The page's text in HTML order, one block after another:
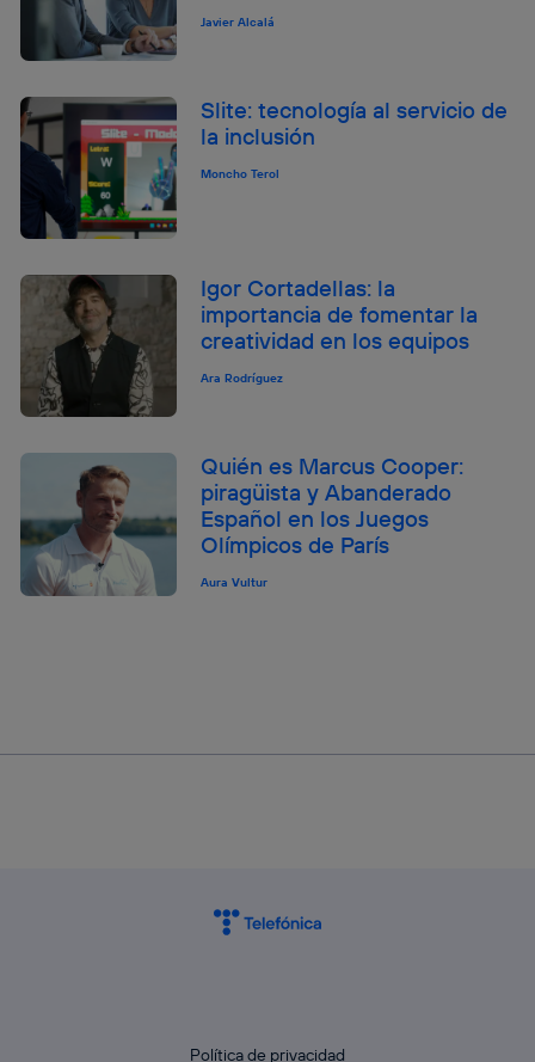
Javier Alcalá
Slite: tecnología al servicio de
la inclusión
Moncho Terol
Igor Cortadellas: la
importancia de fomentar la
creatividad en los equipos
Ara Rodríguez
Quién es Marcus Cooper:
piragüista y Abanderado
Español en los Juegos
Olímpicos de París
Aura Vultur
Política de privacidad